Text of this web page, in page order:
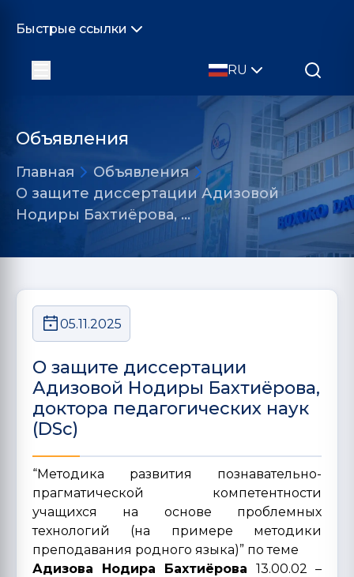
Быстрые ссылки
RU
Объявления
Главная
Объявления
О защите диссертации Адизовой
Нодиры Бахтиёрова, …
05.11.2025
О защите диссертации
Адизовой Нодиры Бахтиёрова,
доктора педагогических наук
(DSc)
“Методика развития познавательно-
прагматической компетентности
учащихся на основе проблемных
технологий (на примере методики
преподавания родного языка)” по теме
Адизова Нодира Бахтиёрова 13.00.02 –